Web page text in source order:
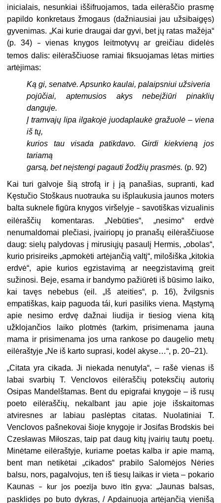
inicialais, nesunkiai iššifruojamos, tada eilėraščio prasmę
papildo konkretaus žmogaus (dažniausiai jau užsibaigęs)
gyvenimas. „Kai kurie draugai dar gyvi, bet jų ratas mažėja“
(p. 34)
– vienas knygos leitmotyvų ar greičiau didelės
temos dalis: eilėraščiuose ramiai fiksuojamas lėtas mirties
artėjimas:
Ką gi, senatvė. Apsunko kaulai, palaipsniui užsiveria
pojūčiai, aptemusios akys nebeįžiūri pinaklių
danguje.
Į tramvajų lipa ilgakojė juodaplaukė gražuolė – viena
iš tų,
kurios tau visada patikdavo. Girdi kiekvieną jos
tariamą
garsą, bet neįstengi pagauti žodžių prasmės. (p. 92)
Kai turi galvoje šią strofą ir į ją panašias, supranti, kad
Kęstučio Stoškaus nuotrauka su išplaukusia jaunos moters
balta suknele figūra knygos viršelyje – savotiškas vizualinis
eilėraščių komentaras. „Nebūties“, „nesimo“ erdvė
nenumaldomai plečiasi, įvairiopų jo pranašų eilėraščiuose
daug: sielų palydovas į mirusiųjų pasaulį Hermis, „obolas“,
kurio prisireiks „apmokėti artėjančią valtį“, milošiška „kitokia
erdvė“, apie kurios egzistavimą ar neegzistavimą greit
sužinosi. Beje, esama ir bandymo pažiūrėti iš būsimo laiko,
kai tavęs nebebus (eil. „Iš ateities“, p. 16), žvilgsnis
empatiškas, kaip paguoda tái, kuri pasiliks viena. Mąstymą
apie nesimo erdvę dažnai liudija ir tiesiog viena kitą
užklojančios laiko plotmės (tarkim, prisimenama jauna
mama ir prisimenama jos urna rankose po daugelio metų
eilėraštyje „Ne iš karto suprasi, kodėl akyse…“, p. 20–21).
„Citata yra cikada. Ji niekada nenutyla“, – rašė vienas iš
labai svarbių T. Venclovos eilėraščių poteksčių autorių
Osipas Mandelštamas. Bent du epigrafai knygoje – iš rusų
poeto eilėraščių, nekalbant jau apie
joje išskaitomas
atviresnes ar labiau paslėptas citatas. Nuolatiniai T.
Venclovos pašnekovai šioje knygoje ir Josifas Brodskis bei
Czesławas Miłoszas, taip pat daug kitų įvairių tautų poetų.
Minėtame eilėraštyje, kuriame poetas kalba ir apie mamą,
bent man netikėtai „cikados“ prabilo Salomėjos Nėries
balsu, nors, pagalvojus, ten iš tiesų laikas ir vieta – pokario
Kaunas – kur jos poezija buvo itin gyva: „Jaunas balsas,
pasklidęs po buto dykras, / Apdainuoja artėjančią vienišą